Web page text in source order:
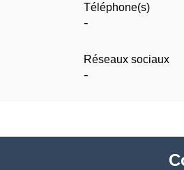
Téléphone(s)
-
Réseaux sociaux
-